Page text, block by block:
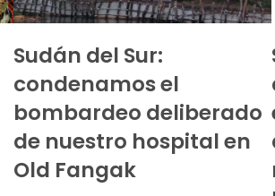
Sudán del Sur:
condenamos el
bombardeo deliberado
de nuestro hospital en
Old Fangak